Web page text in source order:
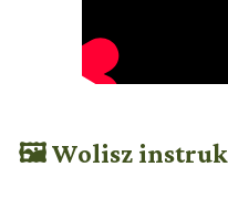
🖼 Wolisz